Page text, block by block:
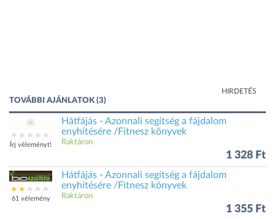
HIRDETÉS
TOVÁBBI AJÁNLATOK (3)
Írj véleményt!
Hátfájás - Azonnali segítség a fájdalom
enyhítésére /Fitnesz könyvek
Raktáron
1 328 Ft
61 vélemény
Hátfájás - Azonnali segítség a fájdalom
enyhítésére /Fitnesz könyvek
Raktáron
1 355 Ft